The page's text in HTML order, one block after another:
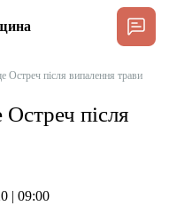
після випалення трави
після
| 09:00